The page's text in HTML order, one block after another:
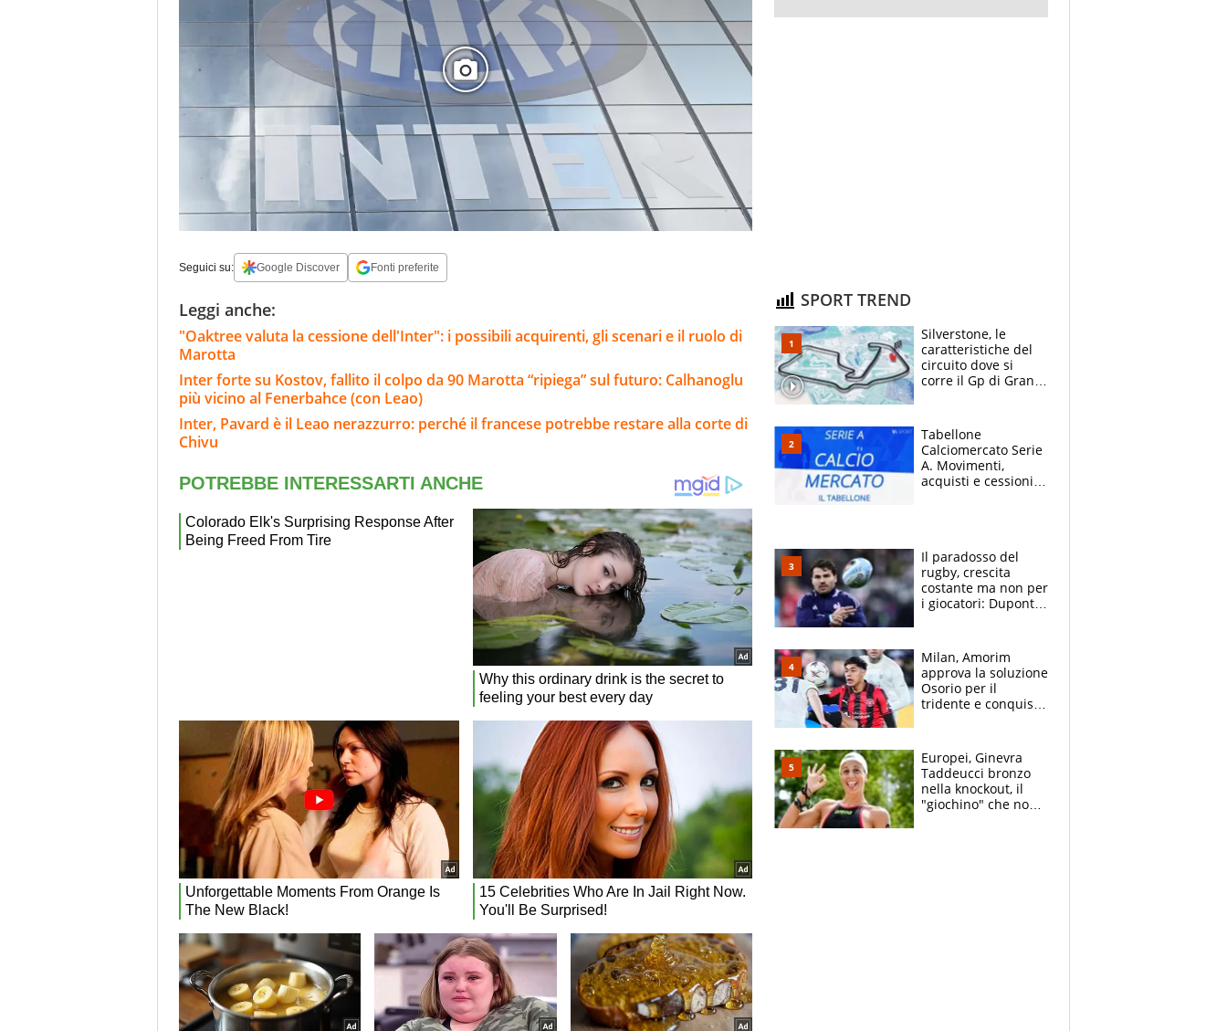
Seguici su: Google Discover Fonti preferite
Leggi anche:
"Oaktree valuta la cessione dell'Inter": i possibili acquirenti, gli scenari e il ruolo di
Marotta
Inter forte su Kostov, fallito il colpo da 90 Marotta “ripiega” sul futuro: Calhanoglu
più vicino al Fenerbahce (con Leao)
Inter, Pavard è il Leao nerazzurro: perché il francese potrebbe restare alla corte di
Chivu
SPORT TREND
Silverstone, le
caratteristiche del
circuito dove si
corre il Gp di Gran
Tabellone
Calciomercato Serie
A. Movimenti,
acquisti e cessioni:
Il paradosso del
rugby, crescita
costante ma non per
i giocatori: Dupont
solo 1,4 milioni
all'anno
Milan, Amorim
approva la soluzione
Osorio per il
tridente e conquista
Allegri
Europei, Ginevra
Taddeucci bronzo
nella knockout, il
"giochino" che non